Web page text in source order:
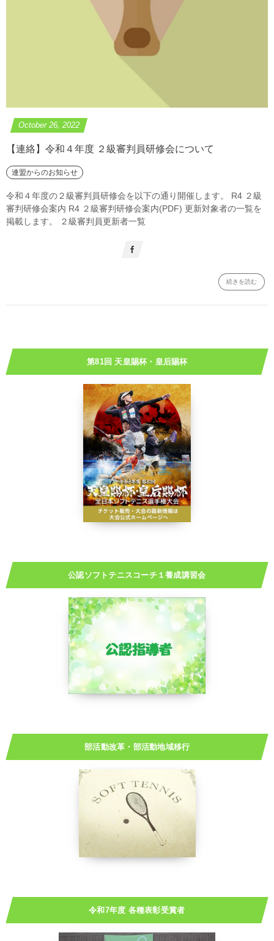
October 26,2022
【連絡】令和４年度 ２級審判員研修会について
連盟からのお知らせ
令和４年度の２級審判員研修会を以下の通り開催します。 R4 ２級
審判研修会案内 R4 ２級審判研修会案内(PDF) 更新対象者の一覧を
掲載します。 ２級審判員更新者一覧
続きを読む
第81回 天皇賜杯・皇后賜杯
公認ソフトテニスコーチ１養成講習会
部活動改革・部活動地域移行
令和7年度 各種表彰受賞者